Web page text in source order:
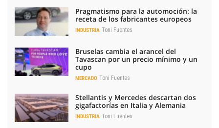
Pragmatismo para la automoción: la
receta de los fabricantes europeos
INDUSTRIA Toni Fuentes
Bruselas cambia el arancel del
Tavascan por un precio mínimo y un
cupo
MERCADO Toni Fuentes
Stellantis y Mercedes descartan dos
gigafactorías en Italia y Alemania
INDUSTRIA Toni Fuentes